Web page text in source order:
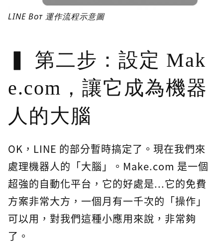
LINE Bot 運作流程示意圖
第二步：設定 Mak
e.com，讓它成為機器
人的大腦
OK，LINE 的部分暫時搞定了。現在我們來
處理機器人的「大腦」。Make.com 是一個
超強的自動化平台，它的好處是...它的免費
方案非常大方，一個月有一千次的「操作」
可以用，對我們這種小應用來說，非常夠
了。